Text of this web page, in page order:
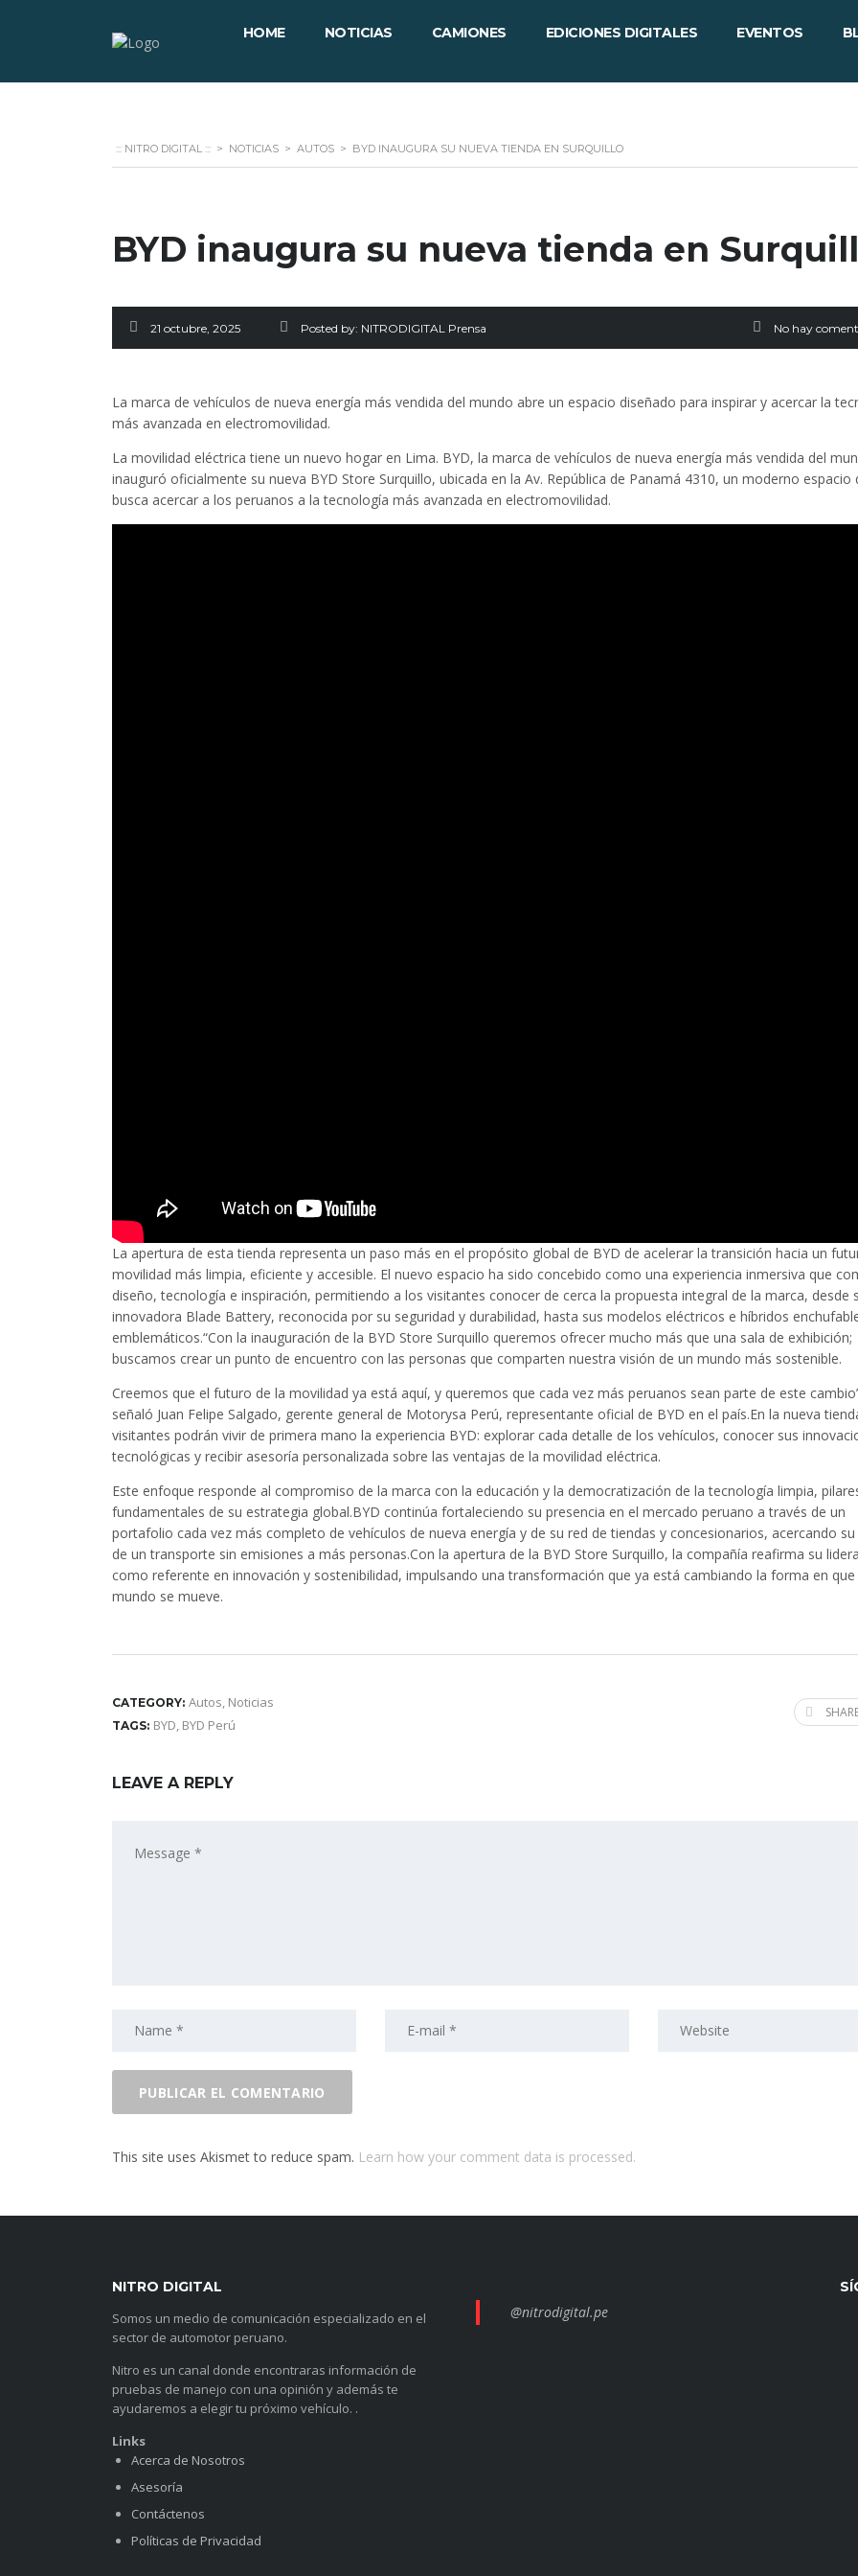
HOME NOTICIAS CAMIONES EDICIONES DIGITALES EVENTOS
::: NITRO DIGITAL ::: > NOTICIAS > AUTOS > BYD INAUGURA SU NUEVA TIENDA EN SURQUILLO
BYD inaugura su nueva tienda en
21 octubre, 2025 Posted by: NITRODIGITAL Prensa No hay
La marca de vehículos de nueva energía más vendida del mundo abre un espacio diseñado para inspirar y acercar la
más avanzada en electromovilidad.
La movilidad eléctrica tiene un nuevo hogar en Lima. BYD, la marca de vehículos de nueva energía más vendida del
inauguró oficialmente su nueva BYD Store Surquillo, ubicada en la Av. República de Panamá 4310, un moderno espacio
busca acercar a los peruanos a la tecnología más avanzada en electromovilidad.
La apertura de esta tienda representa un paso más en el propósito global de BYD de acelerar la transición hacia un
movilidad más limpia, eficiente y accesible. El nuevo espacio ha sido concebido como una experiencia inmersiva que
diseño, tecnología e inspiración, permitiendo a los visitantes conocer de cerca la propuesta integral de la marca, desde
innovadora Blade Battery, reconocida por su seguridad y durabilidad, hasta sus modelos eléctricos e híbridos
emblemáticos.“Con la inauguración de la BYD Store Surquillo queremos ofrecer mucho más que una sala de exhibición;
buscamos crear un punto de encuentro con las personas que comparten nuestra visión de un mundo más sostenible.
Creemos que el futuro de la movilidad ya está aquí, y queremos que cada vez más peruanos sean parte de este
señaló Juan Felipe Salgado, gerente general de Motorysa Perú, representante oficial de BYD en el país.En la nueva
visitantes podrán vivir de primera mano la experiencia BYD: explorar cada detalle de los vehículos, conocer sus
tecnológicas y recibir asesoría personalizada sobre las ventajas de la movilidad eléctrica.
Este enfoque responde al compromiso de la marca con la educación y la democratización de la tecnología limpia,
fundamentales de su estrategia global.BYD continúa fortaleciendo su presencia en el mercado peruano a través de un
portafolio cada vez más completo de vehículos de nueva energía y de su red de tiendas y concesionarios, acercando su
de un transporte sin emisiones a más personas.Con la apertura de la BYD Store Surquillo, la compañía reafirma su
como referente en innovación y sostenibilidad, impulsando una transformación que ya está cambiando la forma en que
mundo se mueve.
CATEGORY: Autos, Noticias
TAGS: BYD, BYD Perú
LEAVE A REPLY
This site uses Akismet to reduce spam. Learn how your comment data is processed.
NITRO DIGITAL
Somos un medio de comunicación especializado en el
sector de automotor peruano.
Nitro es un canal donde encontraras información de
pruebas de manejo con una opinión y además te
ayudaremos a elegir tu próximo vehículo. .
Links
Acerca de Nosotros
Asesoría
Contáctenos
Políticas de Privacidad
@nitrodigital.pe